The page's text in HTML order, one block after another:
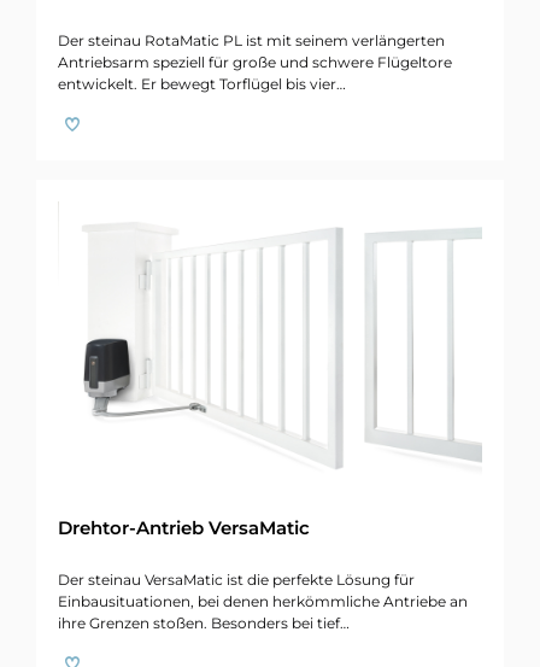
Der steinau RotaMatic PL ist mit seinem verlängerten
Antriebsarm speziell für große und schwere Flügeltore
entwickelt. Er bewegt Torflügel bis vier…
Drehtor-Antrieb VersaMatic
Der steinau VersaMatic ist die perfekte Lösung für
Einbausituationen, bei denen herkömmliche Antriebe an
ihre Grenzen stoßen. Besonders bei tief…